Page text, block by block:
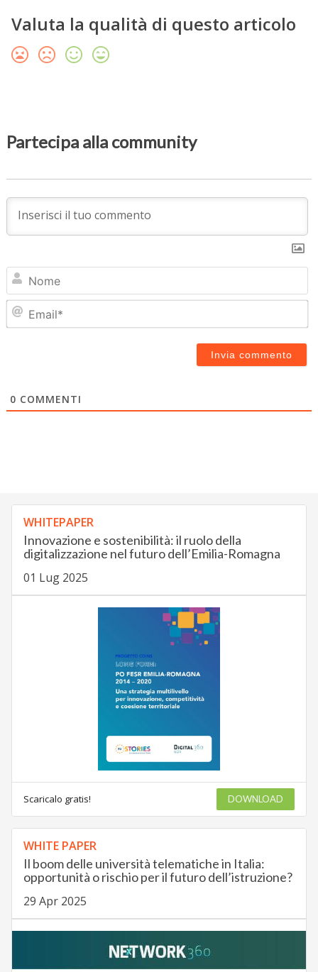
Valuta la qualità di questo articolo
Partecipa alla community
0 COMMENTI
WHITEPAPER
Innovazione e sostenibilità: il ruolo della
digitalizzazione nel futuro dell’Emilia-Romagna
01 Lug 2025
Scaricalo gratis! DOWNLOAD
WHITE PAPER
Il boom delle università telematiche in Italia:
opportunità o rischio per il futuro dell’istruzione?
29 Apr 2025